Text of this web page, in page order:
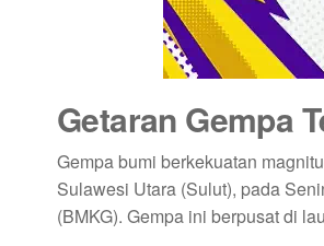
Getaran Gempa
Gempa bumi berkekuatan
Sulawesi Utara (Sulut), pada
(BMKG). Gempa ini berpusat di